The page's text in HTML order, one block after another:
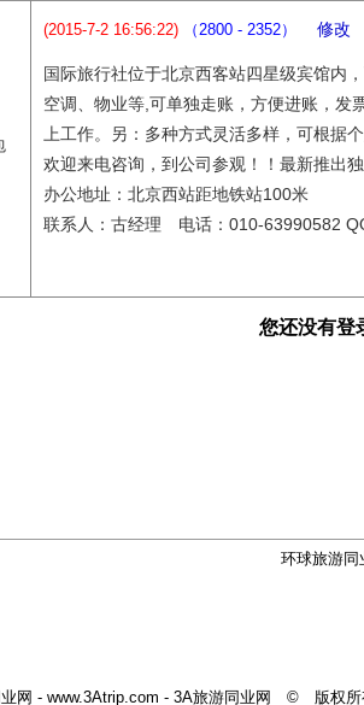
(2015-7-2 16:56:22) （2800 - 2352） 修改
国际旅行社位于北京西客站四星级宾馆内
空调、物业等,可单独走账，方便进账，发
上工作。另：多种方式灵活多样，可根据
欢迎来电咨询，到公司参观！！最新推出
办公地址：北京西站距地铁站100米
联系人：古经理 电话：010-63990582
您还没有
环球旅游同
业网 - www.3Atrip.com - 3A旅游同业网 © 版权